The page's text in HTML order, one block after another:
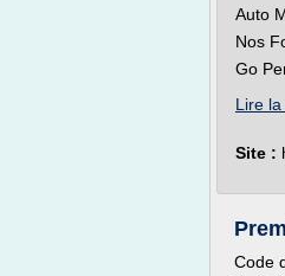
Auto
Nos
Go
Lire
Site :
Code